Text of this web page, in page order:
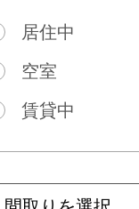
居住中
空室
賃貸中